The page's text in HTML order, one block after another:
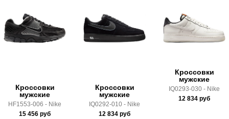
Кроссовки
мужские
HF1553-006 - Nike
15 456 руб
Кроссовки
мужские
IQ0292-010 - Nike
12 834 руб
Кроссовки
мужские
IQ0293-030 - Nike
12 834 руб